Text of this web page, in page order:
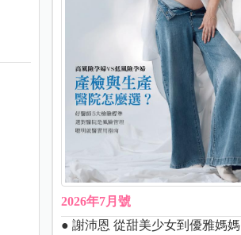
2026年7月號
● 謝沛恩 從甜美少女到優雅媽媽